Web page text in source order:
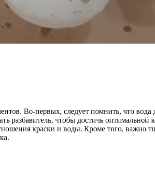
Во-первых, следует помнить, что
разбавитель, чтобы достичь оптимальной
краски и воды. Кроме того, важно